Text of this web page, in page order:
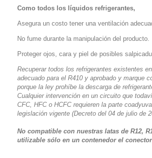
Como todos los líquidos refrigerantes,
Asegura un costo tener una ventilación
No fume durante la manipulación del producto.
Proteger ojos, cara y piel de posibles
Recuperar todos los refrigerantes existentes
adecuado para el R410 y aprobado y marque
porque la ley prohíbe la descarga de
Cualquier intervención en un circuito que
CFC, HFC o HCFC requieren la parte
legislación vigente (Decreto del 04 de julio de
No compatible con nuestras latas de R12,
utilizable sólo en un contenedor el